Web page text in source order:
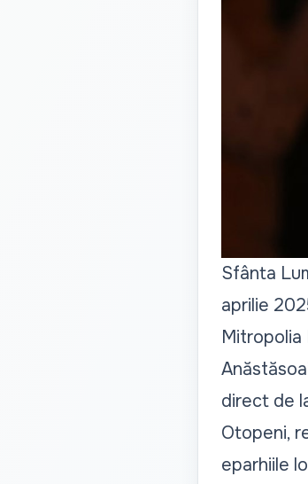
Sfânta
aprilie
Mitropolia
direct de
Otopeni,
eparhiile